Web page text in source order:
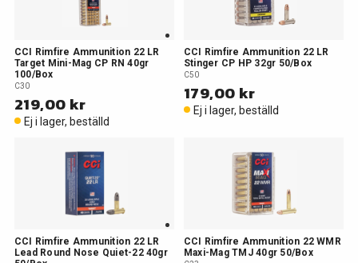
CCI Rimfire Ammunition 22 LR
Target Mini-Mag CP RN 40gr
100/Box
C30
219,00 kr
Ej i lager, beställd
CCI Rimfire Ammunition 22 LR
Stinger CP HP 32gr 50/Box
C50
179,00 kr
Ej i lager, beställd
CCI Rimfire Ammunition 22 LR
Lead Round Nose Quiet-22 40gr
CCI Rimfire Ammunition 22 WMR
Maxi-Mag TMJ 40gr 50/Box